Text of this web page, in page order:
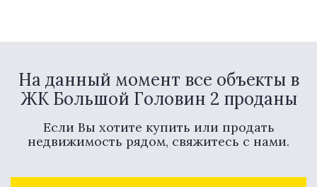
На данный момент все объекты в
ЖК Большой Головин 2 проданы
Если Вы хотите купить или продать
недвижимость рядом, свяжитесь с нами.